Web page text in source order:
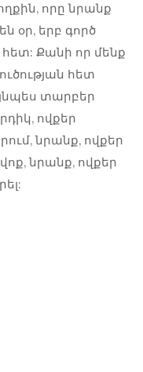
որը նրանք
օր, երբ գործ
հետ: Քանի որ մենք
հետ
տարբեր
ովքեր
նրանք, ովքեր
նրանք, ովքեր